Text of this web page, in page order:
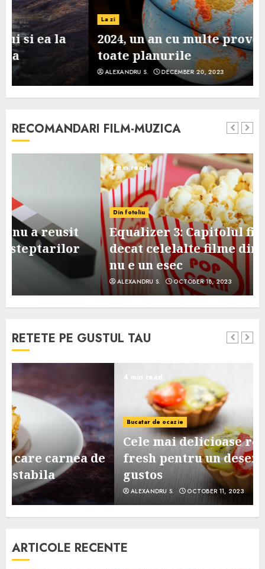
La zi
2024, un an cu multe provocari pe
toate planurile
DECEMBER 20, 2023
RECOMANDARI FILM-MUZICA
Din fotoliu
Equalizer 3: Capitolul final, mai slab
decat celelalte filme din serie, dar
nu e un esec
ALEXANDRU S. OCTOBER 18, 2023
RETETE PE GUSTUL TAU
Bucatar de ocazie
Cele mai delicioase retete de tarte
fresh pentru un desert sanatos si
gustos
ALEXANDRU S. OCTOBER 11, 2023
ARTICOLE RECENTE